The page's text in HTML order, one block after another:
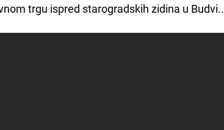
trgu ispred starogradskih zidina u Budvi..